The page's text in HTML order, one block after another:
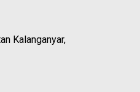
Kalanganyar,